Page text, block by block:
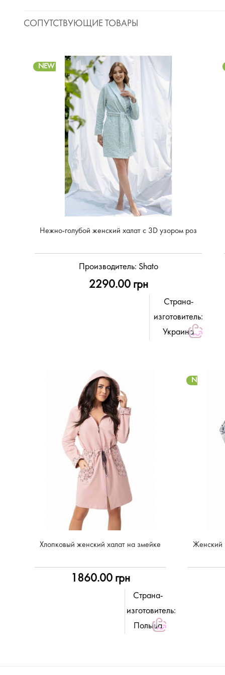
СОПУТСТВУЮЩИЕ ТОВАРЫ
NEW
Нежно-голубой женский халат с 3D узором роз
Производитель: Shato
2290.00 грн
Страна-
изготовитель:
Украина
Хлопковый женский халат на змейке
1860.00 грн
Страна-
изготовитель:
Польша
NEW
Женский